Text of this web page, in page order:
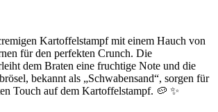
Kartoffelstampf mit einem Hauch von
für den perfekten Crunch. Die
dem Braten eine fruchtige Note und die
bekannt als „Schwabensand“, sorgen für
Touch auf dem Kartoffelstampf. 🥔 ✨